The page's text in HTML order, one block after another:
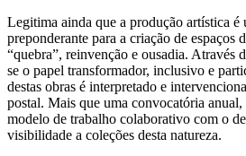
Legitima ainda que a produção artística é
preponderante para a criação de espaços
“quebra”, reinvenção e ousadia. Através
se o papel transformador, inclusivo e
destas obras é interpretado e
postal. Mais que uma convocatória
modelo de trabalho colaborativo com o
visibilidade a coleções desta natureza.